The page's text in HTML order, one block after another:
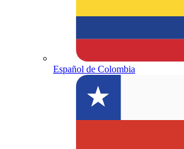
Español de Colombia